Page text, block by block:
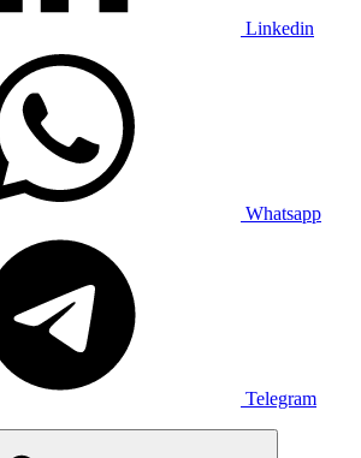
Linkedin
Whatsapp
Telegram